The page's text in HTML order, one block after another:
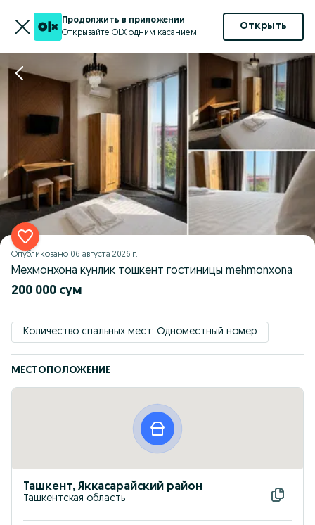
Продолжить в приложении
Открывайте OLX одним касанием
Открыть
Опубликовано 06 августа 2026 г.
Мехмонхона кунлик тошкент гостиницы mehmonxona
200 000 сум
Количество спальных мест: Одноместный номер
МЕСТОПОЛОЖЕНИЕ
Ташкент, Яккасарайский район
Ташкентская область